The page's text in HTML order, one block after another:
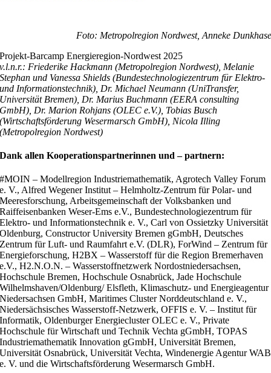
Foto: Metropolregion Nordwest, Anneke Dunkhase
Projekt-Barcamp Energieregion-Nordwest 2025
v.l.n.r.: Friederike Hackmann (Metropolregion Nordwest), Melanie
Stephan und Vanessa Shields (Bundestechnologiezentrum für Elektro-
und Informationstechnik), Dr. Michael Neumann (UniTransfer,
Universität Bremen), Dr. Marius Buchmann (EERA consulting
GmbH), Dr. Marion Rohjans (OLEC e.V.), Tobias Busch
(Wirtschaftsförderung Wesermarsch GmbH), Nicola Illing
(Metropolregion Nordwest)
Dank allen Kooperationspartnerinnen und – partnern:
#MOIN – Modellregion Industriemathematik, Agrotech Valley Forum
e. V., Alfred Wegener Institut – Helmholtz-Zentrum für Polar- und
Meeresforschung, Arbeitsgemeinschaft der Volksbanken und
Raiffeisenbanken Weser-Ems e.V., Bundestechnologiezentrum für
Elektro- und Informationstechnik e. V., Carl von Ossietzky Universität
Oldenburg, Constructor University Bremen gGmbH, Deutsches
Zentrum für Luft- und Raumfahrt e.V. (DLR), ForWind – Zentrum für
Energieforschung, H2BX – Wasserstoff für die Region Bremerhaven
e.V., H2.N.O.N. – Wasserstoffnetzwerk Nordostniedersachsen,
Hochschule Bremen, Hochschule Osnabrück, Jade Hochschule
Wilhelmshaven/Oldenburg/ Elsfleth, Klimaschutz- und Energieagentur
Niedersachsen GmbH, Maritimes Cluster Norddeutschland e. V.,
Niedersächsisches Wasserstoff-Netzwerk, OFFIS e. V. – Institut für
Informatik, Oldenburger Energiecluster OLEC e. V., Private
Hochschule für Wirtschaft und Technik Vechta gGmbH, TOPAS
Industriemathematik Innovation gGmbH, Universität Bremen,
Universität Osnabrück, Universität Vechta, Windenergie Agentur WAB
e. V. und die Wirtschaftsförderung Wesermarsch GmbH.